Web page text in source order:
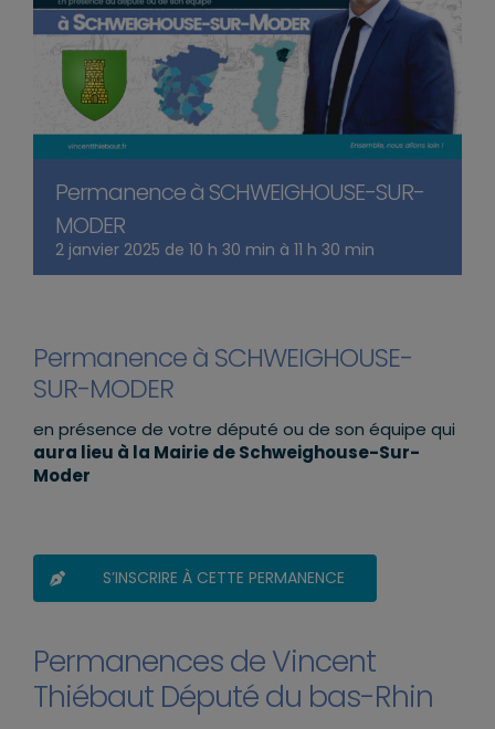
Permanence à SCHWEIGHOUSE-SUR-
MODER
2 janvier 2025 de 10 h 30 min à 11 h 30 min
Permanence à SCHWEIGHOUSE-
SUR-MODER
en présence de votre député ou de son équipe qui
aura lieu à la Mairie de Schweighouse-Sur-
Moder
S’INSCRIRE À CETTE PERMANENCE
Permanences de Vincent
Thiébaut Député du bas-Rhin